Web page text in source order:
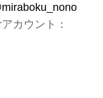
カウント：